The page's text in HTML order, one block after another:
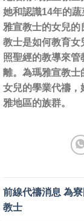
她和認識14年的
雅宣教士的女兒的
教士是如何教育女
照聖經的教導來
離。為瑪雅宣教士
女兒的學業代禱，
雅地區的族群。
前線代禱消息 為
教士